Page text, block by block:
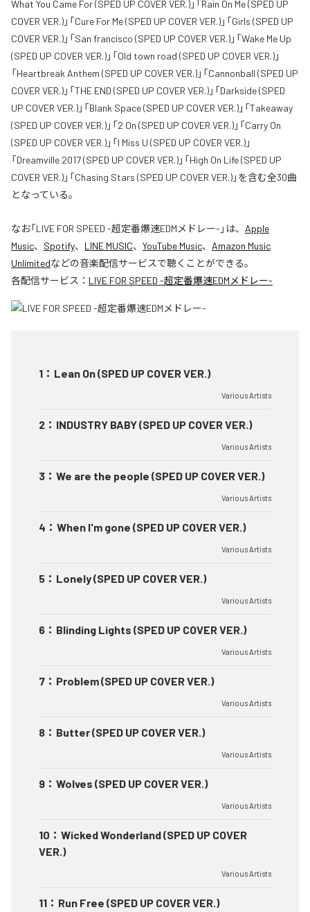
What You Came For (SPED UP COVER VER.)」「Rain On Me (SPED UP
COVER VER.)」「Cure For Me (SPED UP COVER VER.)」「Girls (SPED UP
COVER VER.)」「San francisco (SPED UP COVER VER.)」「Wake Me Up
(SPED UP COVER VER.)」「Old town road (SPED UP COVER VER.)」
「Heartbreak Anthem (SPED UP COVER VER.)」「Cannonball (SPED UP
COVER VER.)」「THE END (SPED UP COVER VER.)」「Darkside (SPED
UP COVER VER.)」「Blank Space (SPED UP COVER VER.)」「Takeaway
(SPED UP COVER VER.)」「2 On (SPED UP COVER VER.)」「Carry On
(SPED UP COVER VER.)」「I Miss U (SPED UP COVER VER.)」
「Dreamville 2017 (SPED UP COVER VER.)」「High On Life (SPED UP
COVER VER.)」「Chasing Stars (SPED UP COVER VER.)」を含む全30曲
となっている。
なお「LIVE FOR SPEED -超定番爆速EDMメドレー- 」は、 Apple
Music、 Spotify、 LINE MUSIC、 YouTube Music、 Amazon Music
Unlimitedなどの音楽配信サービスで聴くことができる。
各配信サービス： LIVE FOR SPEED -超定番爆速EDMメドレー-
1 ： Lean On (SPED UP COVER VER.)
Various Artists
2 ： INDUSTRY BABY (SPED UP COVER VER.)
Various Artists
3 ： We are the people (SPED UP COVER VER.)
Various Artists
4 ： When I'm gone (SPED UP COVER VER.)
Various Artists
5 ： Lonely (SPED UP COVER VER.)
Various Artists
6 ： Blinding Lights (SPED UP COVER VER.)
Various Artists
7 ： Problem (SPED UP COVER VER.)
Various Artists
8 ： Butter (SPED UP COVER VER.)
Various Artists
9 ： Wolves (SPED UP COVER VER.)
Various Artists
10 ： Wicked Wonderland (SPED UP COVER
VER.)
Various Artists
11 ： Run Free (SPED UP COVER VER.)